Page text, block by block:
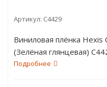
Артикул: C4429
Виниловая плёнка Hexis
(Зелёная
Подробнее